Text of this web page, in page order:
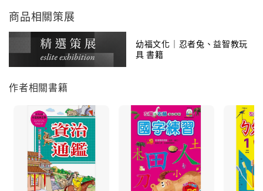
商品相關策展
幼福文化｜忍者兔、益智教玩
具 書籍
作者相關書籍